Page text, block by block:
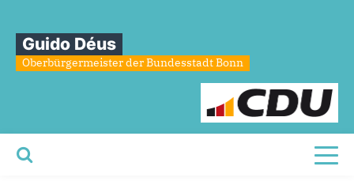
Guido Déus
Oberbürgermeister der Bundesstadt Bonn